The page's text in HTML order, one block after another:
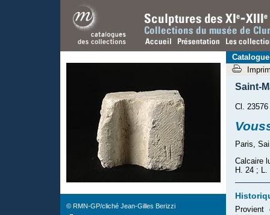
Saint-
Cl. 23576
Paris,
Calcaire
H. 24 ;
Provient
© RMN-GP/cliché Jean-Gilles Berizzi
Catalogue